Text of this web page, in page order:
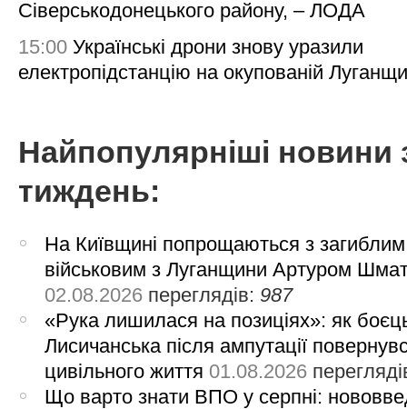
Сіверськодонецького району, – ЛОДА
15:00 Українські дрони знову уразили
електропідстанцію на окупованій
Найпопулярніші новини
тиждень:
На Київщині попрощаються з загиблим
військовим з Луганщини Артуром
02.08.2026 переглядів: 987
«Рука лишилася на позиціях»: як
Лисичанська після ампутації
цивільного життя 01.08.2026
Що варто знати ВПО у серпні: